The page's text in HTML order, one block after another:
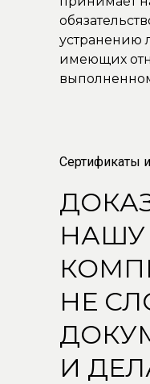
устранению
имеющих
НАШУ
НЕ
И
Сертификаты